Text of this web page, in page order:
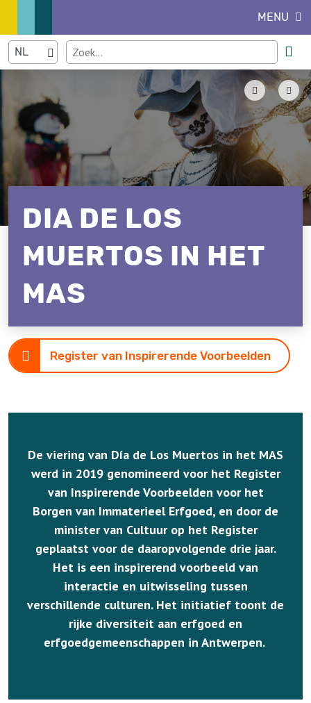
MENU
DIA DE LOS
MUERTOS IN HET
MAS
Register van Inspirerende Voorbeelden
De viering van Día de Los Muertos in het MAS
werd in 2019 genomineerd voor het Register
van Inspirerende Voorbeelden voor het
Borgen van Immaterieel Erfgoed, en door de
minister van Cultuur op het Register
geplaatst voor de daaropvolgende drie jaar.
Het is een inspirerend voorbeeld van
interactie en uitwisseling tussen
verschillende culturen. Het initiatief toont de
rijke diversiteit aan erfgoed en
erfgoedgemeenschappen in Antwerpen.